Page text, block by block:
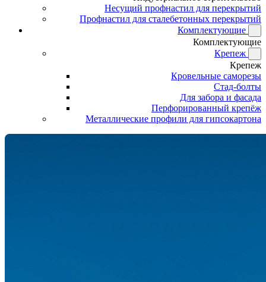
Несущий профнастил для перекрытий
Профнастил для сталебетонных перекрытий
Комплектующие
Комплектующие
Крепеж
Крепеж
Кровельные саморезы
Стад-болты
Для забора и фасада
Перфорированный крепёж
Металлические профили для гипсокартона